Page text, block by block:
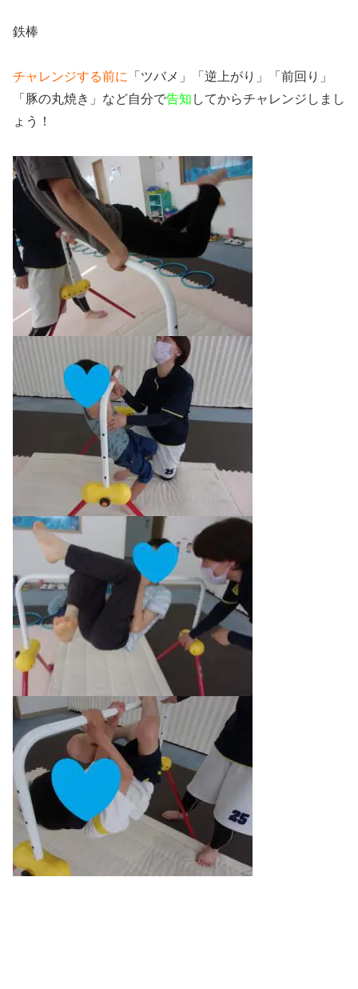
鉄棒
チャレンジする前に
「ツバメ」「逆上がり」「前回り」
「豚の丸焼き」など自分で告知 してからチャレンジしまし
ょう！